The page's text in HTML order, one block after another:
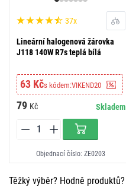
37x
Lineární halogenová žárovka
J118 140W R7s teplá bílá
63 Kčs kódem:VIKEND20
79 Kč Skladem
Objednací číslo: ZE0203
Těžký výběr? Hodně produktů?